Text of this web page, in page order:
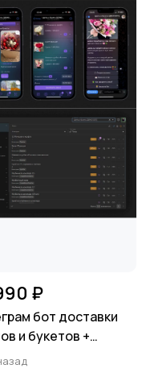
₽
бот доставки
и букетов +